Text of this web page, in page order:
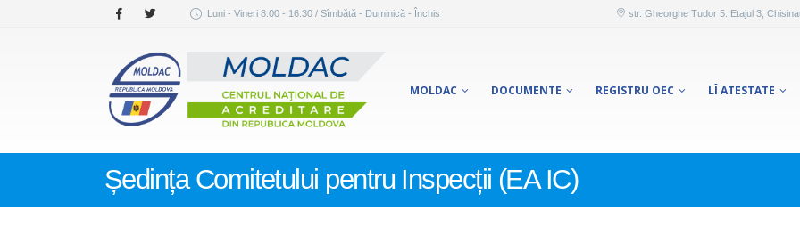
Luni - Vineri 8:00 - 16:30 / Sîmbătă - Duminică - Închis str. Gheorghe Tudor 5. Etajul 3,
MOLDAC DOCUMENTE REGISTRU OEC LÎ ATESTATE
Ședința Comitetului pentru Inspecții (EA IC)